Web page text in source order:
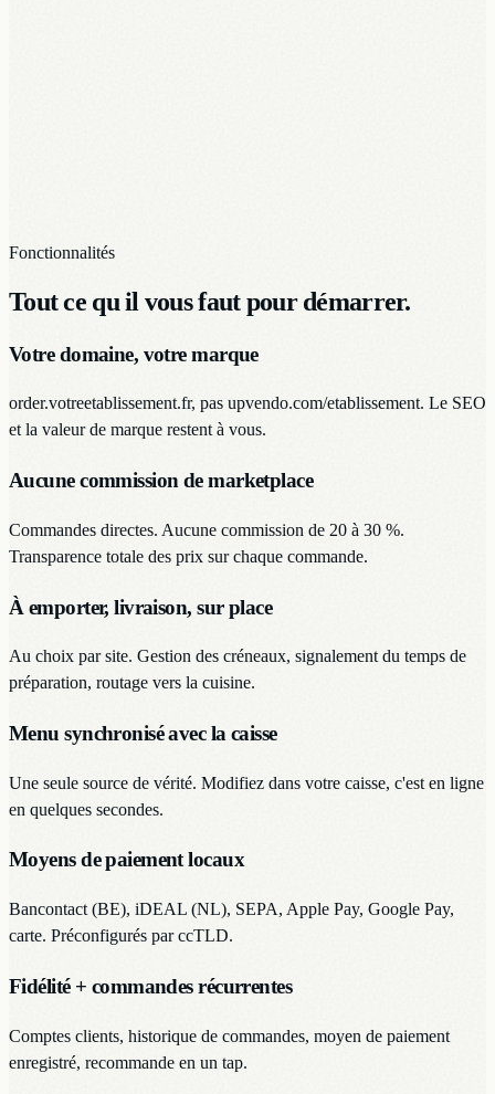
Fonctionnalités
Tout ce qu il vous faut pour démarrer.
Votre domaine, votre marque
order.votreetablissement.fr, pas upvendo.com/etablissement. Le SEO
et la valeur de marque restent à vous.
Aucune commission de marketplace
Commandes directes. Aucune commission de 20 à 30 %.
Transparence totale des prix sur chaque commande.
À emporter, livraison, sur place
Au choix par site. Gestion des créneaux, signalement du temps de
préparation, routage vers la cuisine.
Menu synchronisé avec la caisse
Une seule source de vérité. Modifiez dans votre caisse, c'est en ligne
en quelques secondes.
Moyens de paiement locaux
Bancontact (BE), iDEAL (NL), SEPA, Apple Pay, Google Pay,
carte. Préconfigurés par ccTLD.
Fidélité + commandes récurrentes
Comptes clients, historique de commandes, moyen de paiement
enregistré, recommande en un tap.